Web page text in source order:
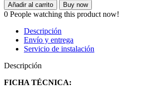
Añadir al carrito Buy now
0 People watching this product now!
Descripción
Envío y entrega
Servicio de instalación
Descripción
FICHA TÉCNICA: